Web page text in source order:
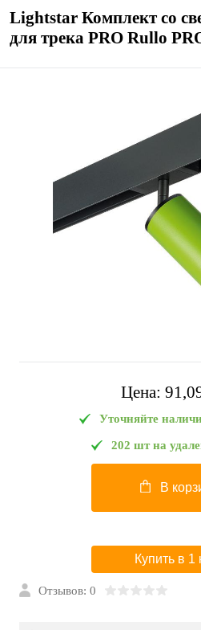
Lightstar Комплект со
для трека PRO Rullo
Цена:
Уточняйте
202 шт на
В
Купить в 1
Отзывов: 0